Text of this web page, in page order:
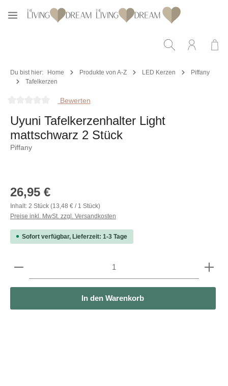
Zum Hauptinhalt springen
Du bist hier: Home Produkte von A-Z LED Kerzen
Piffany
Tafelkerzen
Bewerten
Uyuni Tafelkerzenhalter Light
mattschwarz 2 Stück
Piffany
Regulärer Preis:
26,95 €
Inhalt: 2 Stück (13,48 € / 1 Stück)
Preise inkl. MwSt. zzgl. Versandkosten
Sofort verfügbar, Lieferzeit: 1-3 Tage
Produkt Anzahl: Gib den gewünschten Wert ein
In den Warenkorb